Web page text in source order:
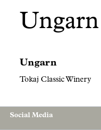
Ungarn
Ungarn
Tokaj Classic Winery
Social Media